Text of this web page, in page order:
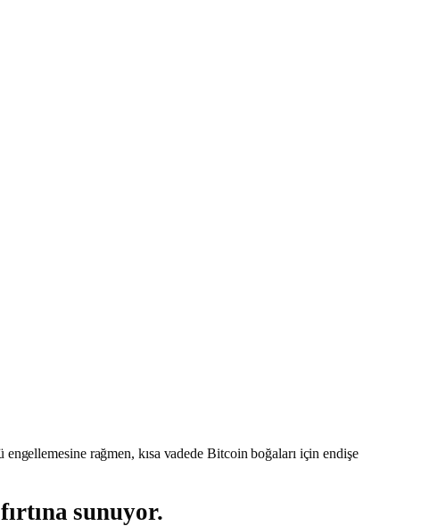
rağmen, kısa vadede Bitcoin boğaları için endişe
sunuyor.